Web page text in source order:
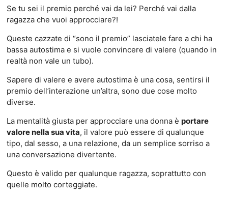
Se tu sei il premio perché vai da lei? Perché vai dalla
ragazza che vuoi approcciare?!
Queste cazzate di “sono il premio” lasciatele fare a chi ha
bassa autostima e si vuole convincere di valere (quando in
realtà non vale un tubo).
Sapere di valere e avere autostima è una cosa, sentirsi il
premio dell’interazione un’altra, sono due cose molto
diverse.
La mentalità giusta per approcciare una donna è portare
valore nella sua vita, il valore può essere di qualunque
tipo, dal sesso, a una relazione, da un semplice sorriso a
una conversazione divertente.
Questo è valido per qualunque ragazza, soprattutto con
quelle molto corteggiate.